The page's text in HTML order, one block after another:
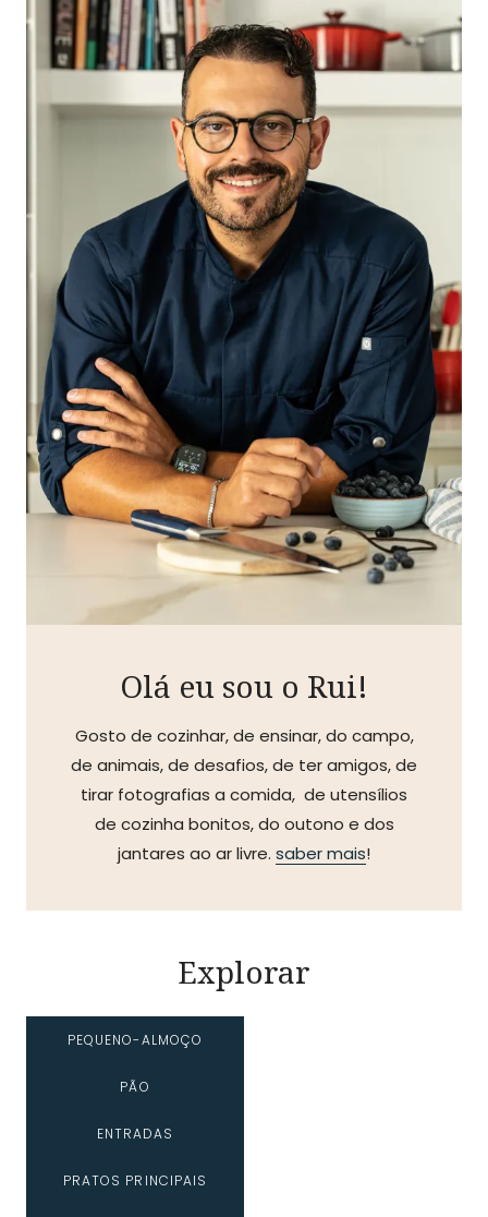
Olá eu sou o Rui!
Gosto de cozinhar, de ensinar, do campo,
de animais, de desafios, de ter amigos, de
tirar fotografias a comida, de utensílios
de cozinha bonitos, do outono e dos
jantares ao ar livre. saber mais!
Explorar
PEQUENO-ALMOÇO
PÃO
ENTRADAS
PRATOS PRINCIPAIS